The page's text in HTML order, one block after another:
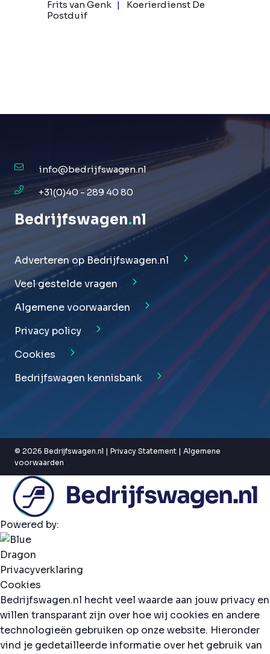
Frits van Genk
Koerierdienst De
Postduif
info@bedrijfswagen.nl
+31(0)40 - 289 40 80
Bedrijfswagen.nl
Adverteren op Bedrijfswagen.nl
Veel gestelde vragen
Algemene voorwaarden
Privacy policy
Cookies
Bedrijfswagen kennisbank
© 2026 Bedrijfswagen.nl | Privacy Statement | Algemene
voorwaarden
Powered by:
Privacyverklaring
Cookies
Bedrijfswagen.nl hecht veel waarde aan jouw privacy en
willen transparant zijn over hoe wij cookies en andere
technologieën gebruiken op onze website. Hieronder
vind je gedetailleerde informatie over het gebruik van